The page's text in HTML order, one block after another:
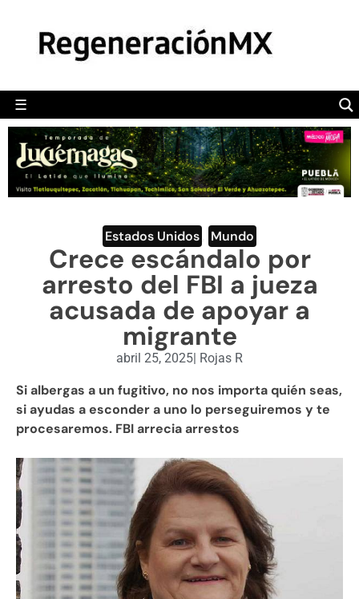
☰
POLÍTICA
CAMALEÓN
OPINIÓN
DEPORTES
ENGLISH SECTION
VIDEOS
Estados Unidos Mundo
Crece escándalo por
arresto del FBI a jueza
acusada de apoyar a
migrante
abril 25, 2025| Rojas R
Si albergas a un fugitivo, no nos importa quién seas,
si ayudas a esconder a uno lo perseguiremos y te
procesaremos. FBI arrecia arrestos